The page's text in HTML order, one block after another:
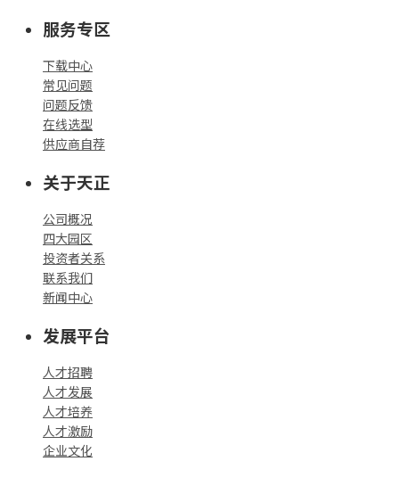
服务专区
下载中心
常见问题
问题反馈
在线选型
供应商自荐
关于天正
公司概况
四大园区
投资者关系
联系我们
新闻中心
发展平台
人才招聘
人才发展
人才培养
人才激励
企业文化